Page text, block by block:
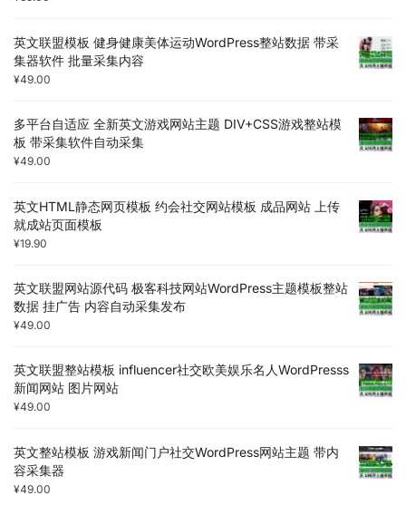
英文联盟模板 健身健康美体运动WordPress整站数据 带采
集器软件 批量采集内容
¥49.00
多平台自适应 全新英文游戏网站主题 DIV+CSS游戏整站模
板 带采集软件自动采集
¥49.00
英文HTML静态网页模板 约会社交网站模板 成品网站 上传
就成站页面模板
¥19.90
英文联盟网站源代码 极客科技网站WordPress主题模板整站
数据 挂广告 内容自动采集发布
¥49.00
英文联盟整站模板 influencer社交欧美娱乐名人WordPresss
新闻网站 图片网站
¥49.00
英文整站模板 游戏新闻门户社交WordPress网站主题 带内
容采集器
¥49.00